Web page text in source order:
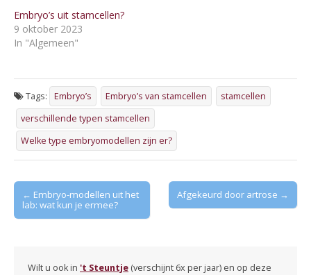
Embryo’s uit stamcellen?
9 oktober 2023
In "Algemeen"
Tags: Embryo’s Embryo’s van stamcellen
stamcellen
verschillende typen stamcellen
Welke type embryomodellen zijn er?
Post
navigation
← Embryo-modellen uit het
lab: wat kun je ermee?
Afgekeurd door artrose →
Wilt u ook in 't Steuntje (verschijnt 6x per jaar) en op deze